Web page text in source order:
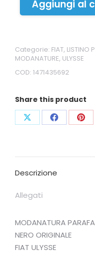
Aggiungi al
Categorie: FIAT, LISTINO
MODANATURE, ULYSSE
COD: 1471435692
Share this product
CondividiCondividi
Descrizione
Allegati
MODANATURA
NERO ORIGINALE
FIAT ULYSSE